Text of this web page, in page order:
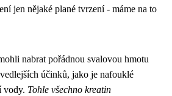
jen nějaké plané tvrzení - máme na to
nabrat pořádnou svalovou hmotu
účinků, jako je nafouklé
vody. Tohle všechno kreatin